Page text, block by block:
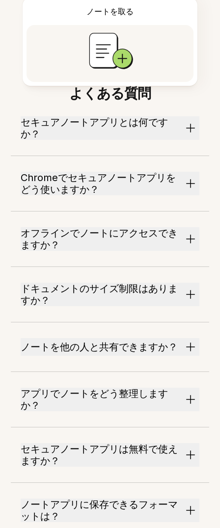
ノートを取る
よくある質問
セキュアノートアプリとは何です
か？
Chromeでセキュアノートアプリを
どう使いますか？
オフラインでノートにアクセスでき
ますか？
ドキュメントのサイズ制限はありま
すか？
ノートを他の人と共有できますか？
アプリでノートをどう整理します
か？
セキュアノートアプリは無料で使え
ますか？
ノートアプリに保存できるフォーマ
ットは？